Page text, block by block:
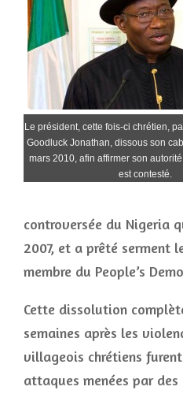
Le président, cette fois-ci chrétien,
Goodluck Jonathan, dissous son
mars 2010, afin affirmer son
est contesté.
controversée du Nigeria
2007, et a prêté serment
membre du People’s
Cette dissolution
semaines après les
villageois chrétiens
attaques menées par